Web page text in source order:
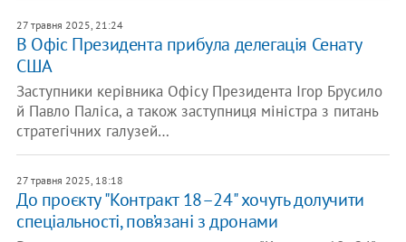
27 травня 2025, 21:24
В Офіс Президента прибула делегація Сенату
США
Заступники керівника Офісу Президента Ігор Брусило
й Павло Паліса, а також заступниця міністра з питань
стратегічних галузей…
27 травня 2025, 18:18
До проєкту "Контракт 18–24" хочуть долучити
спеціальності, пов’язані з дронами